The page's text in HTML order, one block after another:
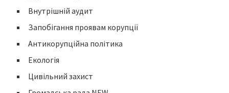
Внутрішній аудит
Запобігання проявам корупції
Антикорупційна політика
Екологія
Цивільний захист